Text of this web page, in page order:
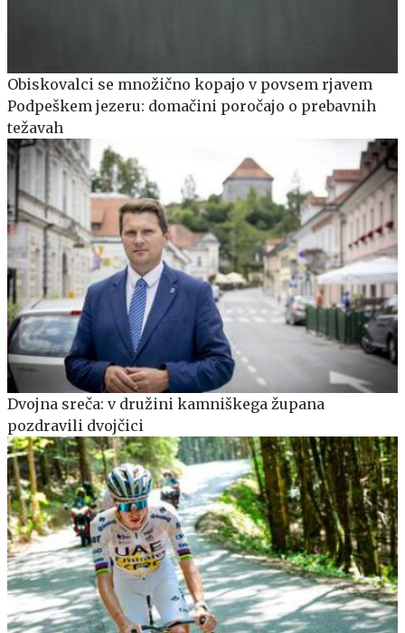
Obiskovalci se množično kopajo v povsem rjavem
Podpeškem jezeru: domačini poročajo o prebavnih
težavah
Dvojna sreča: v družini kamniškega župana
pozdravili dvojčici